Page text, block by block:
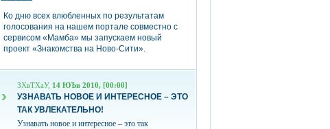
Ко дню всех влюбленных по результатам
голосования на нашем портале совместно с
сервисом «Мамба» мы запускаем новый
проект «Знакомства на Ново-Сити».
ЗХвТХаУ, 14 ЮЪв 2010, [00:00]
УЗНАВАТЬ НОВОЕ И ИНТЕРЕСНОЕ – ЭТО
ТАК УВЛЕКАТЕЛЬНО!
Узнавать новое и интересное – это так